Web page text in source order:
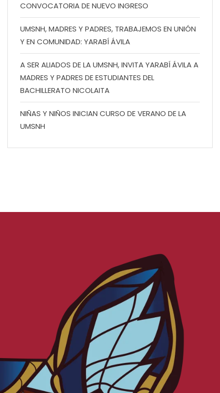
CONVOCATORIA DE NUEVO INGRESO
UMSNH, MADRES Y PADRES, TRABAJEMOS EN UNIÓN
Y EN COMUNIDAD: YARABÍ ÁVILA
A SER ALIADOS DE LA UMSNH, INVITA YARABÍ ÁVILA A
MADRES Y PADRES DE ESTUDIANTES DEL
BACHILLERATO NICOLAITA
NIÑAS Y NIÑOS INICIAN CURSO DE VERANO DE LA
UMSNH